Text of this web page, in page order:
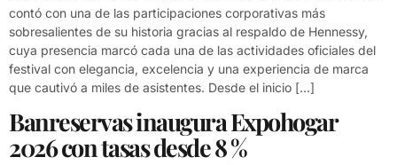
contó con una de las participaciones corporativas más
sobresalientes de su historia gracias al respaldo de Hennessy,
cuya presencia marcó cada una de las actividades oficiales del
festival con elegancia, excelencia y una experiencia de marca
que cautivó a miles de asistentes. Desde el inicio […]
Banreservas inaugura Expohogar
2026 con tasas desde 8 %